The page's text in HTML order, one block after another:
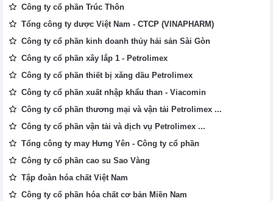
Công ty cổ phần Trúc Thôn
Tổng công ty dược Việt Nam - CTCP (VINAPHARM)
Công ty cổ phần kinh doanh thủy hải sản Sài Gòn
Công ty cổ phần xây lắp 1 - Petrolimex
Công ty cổ phần thiết bị xăng dầu Petrolimex
Công ty cổ phần xuất nhập khẩu than - Viacomin
Công ty cổ phần thương mại và vận tải Petrolimex ...
Công ty cổ phần vận tải và dịch vụ Petrolimex ...
Tổng công ty may Hưng Yên - Công ty cổ phần
Công ty cổ phần cao su Sao Vàng
Tập đoàn hóa chất Việt Nam
Công ty cổ phần hóa chất cơ bản Miền Nam